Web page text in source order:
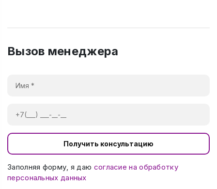
Вызов менеджера
Получить консультацию
Заполняя форму, я даю согласие на обработку
персональных данных